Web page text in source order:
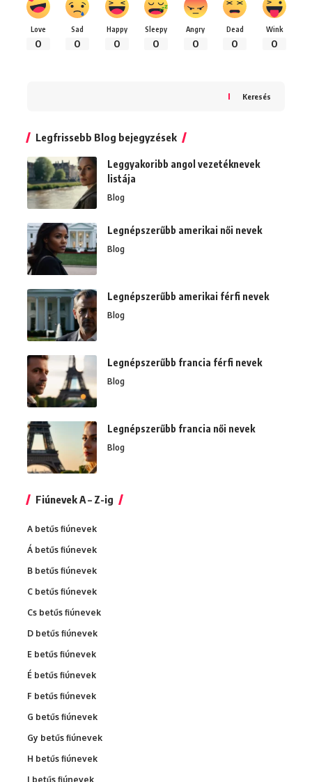
Love
0
Sad
0
Happy
0
Sleepy
0
Angry
0
Dead
0
Wink
0
Keresés
Legfrissebb Blog bejegyzések
Leggyakoribb angol vezetéknevek
listája
Blog
Legnépszerűbb amerikai női nevek
Blog
Legnépszerűbb amerikai férfi nevek
Blog
Legnépszerűbb francia férfi nevek
Blog
Legnépszerűbb francia női nevek
Blog
Fiúnevek A – Z-ig
A betűs fiúnevek
Á betűs fiúnevek
B betűs fiúnevek
C betűs fiúnevek
Cs betűs fiúnevek
D betűs fiúnevek
E betűs fiúnevek
É betűs fiúnevek
F betűs fiúnevek
G betűs fiúnevek
Gy betűs fiúnevek
H betűs fiúnevek
I betűs fiúnevek